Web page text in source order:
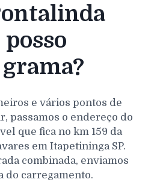
posso
e vários pontos de
passamos o endereço do
que fica no km 159 da
em Itapetininga SP.
combinada, enviamos
do carregamento.